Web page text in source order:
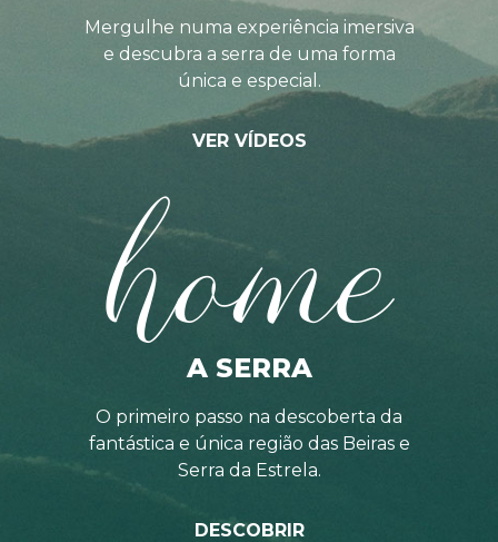
Mergulhe numa experiência imersiva
e descubra a serra de uma forma
única e especial.
VER VÍDEOS
home
A SERRA
O primeiro passo na descoberta da
fantástica e única região das Beiras e
Serra da Estrela.
DESCOBRIR